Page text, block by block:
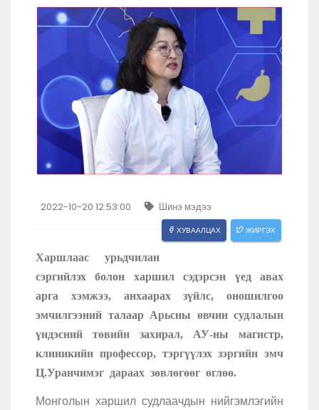
СУРГАЛТЫН АЛБА
2022-10-20 12:53:00 Шинэ мэдээ
ХУВААЛЦАХ ЖИРГЭХ
Харшлаас урьдчилан
сэргийлэх болон харшил сэдэрсэн үед авах
арга хэмжээ, анхаарах зүйлс, оношилгоо
эмчилгээний талаар Арьсны өвчин судлалын
үндэсний төвийн захирал, АУ-ны магистр,
клиникийн профессор, тэргүүлэх зэргийн эмч
Ц.Уранчимэг дараах зөвлөгөөг өглөө.
Монголын харшил судлаачдын нийгэмлэгийн